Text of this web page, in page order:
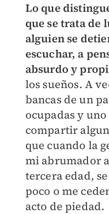
Lo que
que se trata de
alguien se
escuchar, a
absurdo y
los sueños. A
bancas de un
ocupadas y
compartir
que cuando la
mi abrumador
tercera edad,
poco o me
acto de piedad.